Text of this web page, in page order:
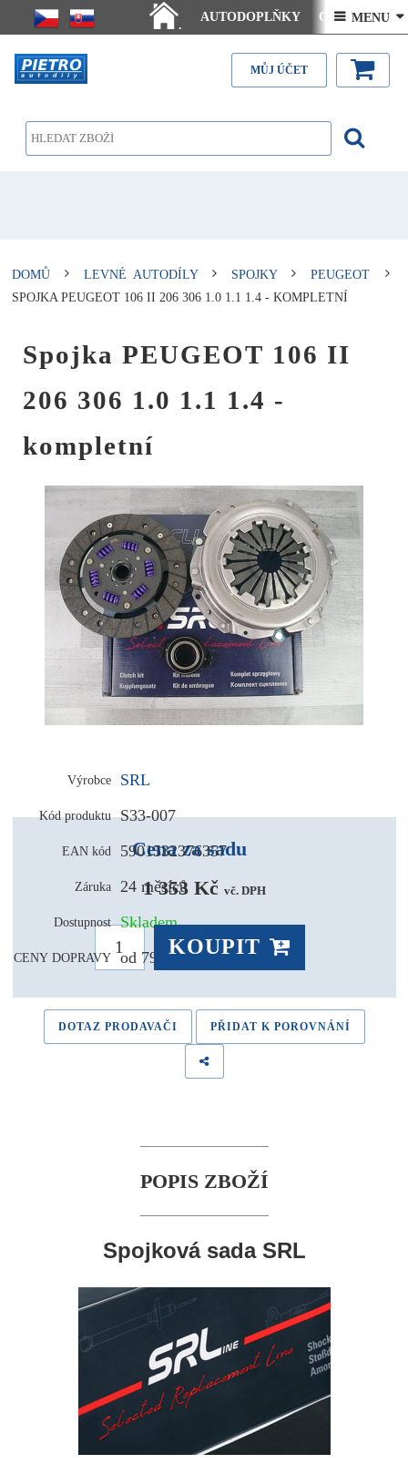
.
AUTODOPLŇKY Ceny doručení
Články - návody Kontakt
 MENU 
MŮJ ÚČET
DOMŮ LEVNÉ AUTODÍLY SPOJKY
PEUGEOT
SPOJKA PEUGEOT 106 II 206 306 1.0 1.1 1.4 - KOMPLETNÍ
Spojka PEUGEOT 106 II
206 306 1.0 1.1 1.4 -
kompletní
Výrobce SRL
Kód produktu S33-007
EAN kód 5901532376357
Záruka 24 měsíců
Dostupnost Skladem
CENY DOPRAVY od 79,- Kč
Cena za sadu
1 353 Kč vč. DPH
KOUPIT
DOTAZ PRODAVAČI PŘIDAT K POROVNÁNÍ
POPIS ZBOŽÍ
Spojková sada SRL